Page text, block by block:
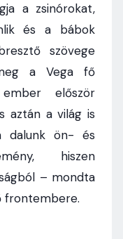
a zsinórokat,
és a bábok
szövege
a Vega fő
először
aztán a világ is
dalunk ön- és
hiszen
– mondta
frontembere.